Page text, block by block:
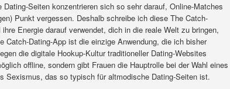
Seiten konzentrieren sich so sehr darauf, Online-Matches
Punkt vergessen. Deshalb schreibe ich diese The Catch-
Energie darauf verwendet, dich in die reale Welt zu bringen,
Catch-Dating-App ist die einzige Anwendung, die ich bisher
die digitale Hookup-Kultur traditioneller Dating-Websites
offline, sondern gibt Frauen die Hauptrolle bei der Wahl eines
Sexismus, das so typisch für altmodische Dating-Seiten ist.